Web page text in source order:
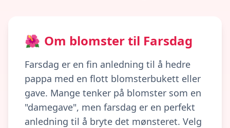
🌺 Om blomster til Farsdag
Farsdag er en fin anledning til å hedre
pappa med en flott blomsterbukett eller
gave. Mange tenker på blomster som en
"damegave", men farsdag er en perfekt
anledning til å bryte det mønsteret. Velg